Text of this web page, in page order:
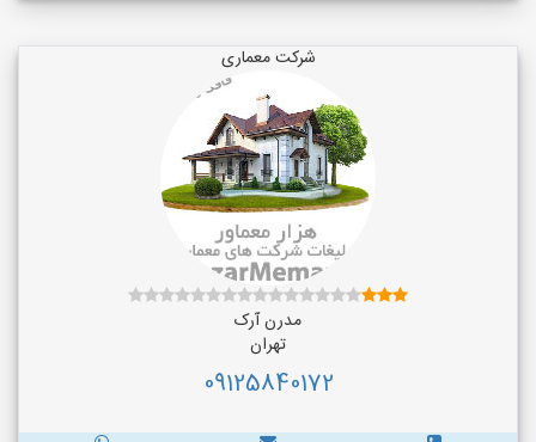
شرکت معماری
مدرن آرک
تهران
09125840172